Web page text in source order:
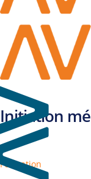
Initiation
Formation